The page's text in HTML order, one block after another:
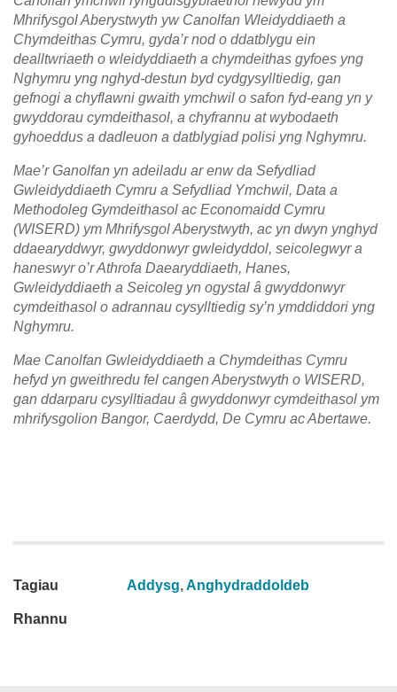
Mhrifysgol Aberystwyth yw Canolfan Wleidyddiaeth a
Chymdeithas Cymru, gyda’r nod o ddatblygu ein
dealltwriaeth o wleidyddiaeth a chymdeithas gyfoes yng
Nghymru yng nghyd-destun byd cydgysylltiedig, gan
gefnogi a chyflawni gwaith ymchwil o safon fyd-eang yn y
gwyddorau cymdeithasol, a chyfrannu at wybodaeth
gyhoeddus a dadleuon a datblygiad polisi yng Nghymru.
Mae’r Ganolfan yn adeiladu ar enw da Sefydliad
Gwleidyddiaeth Cymru a Sefydliad Ymchwil, Data a
Methodoleg Gymdeithasol ac Economaidd Cymru
(WISERD) ym Mhrifysgol Aberystwyth, ac yn dwyn ynghyd
ddaearyddwyr, gwyddonwyr gwleidyddol, seicolegwyr a
haneswyr o’r Athrofa Daearyddiaeth, Hanes,
Gwleidyddiaeth a Seicoleg yn ogystal â gwyddonwyr
cymdeithasol o adrannau cysylltiedig sy’n ymddiddori yng
Nghymru.
Mae Canolfan Gwleidyddiaeth a Chymdeithas Cymru
hefyd yn gweithredu fel cangen Aberystwyth o WISERD,
gan ddarparu cysylltiadau â gwyddonwyr cymdeithasol ym
mhrifysgolion Bangor, Caerdydd, De Cymru ac Abertawe.
Tagiau Addysg,Anghydraddoldeb
Rhannu